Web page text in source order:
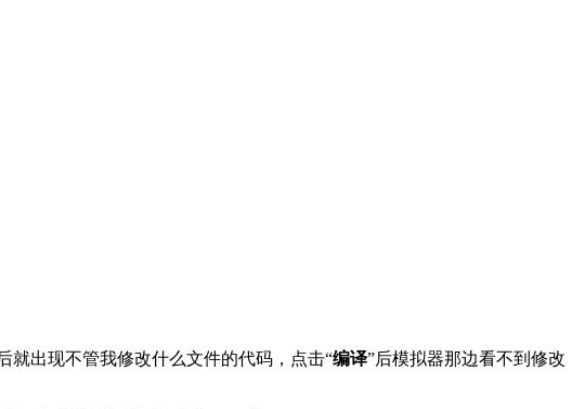
就出现不管我修改什么文件的代码，点击“编译”后模拟器那边看不到修改